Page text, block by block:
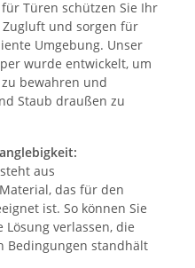
Türen schützen Sie Ihr
und sorgen für
Umgebung. Unser
wurde entwickelt, um
bewahren und
Staub draußen zu
aus
das für den
ist. So können Sie
verlassen, die
Bedingungen standhält